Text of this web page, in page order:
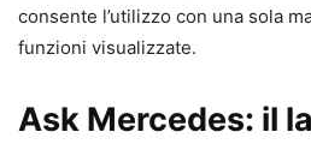
consente l’utilizzo con una sola
funzioni visualizzate.
Ask Mercedes: il